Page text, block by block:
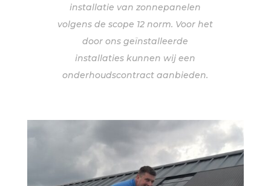
installatie van zonnepanelen
volgens de scope 12 norm. Voor het
door ons geïnstalleerde
installaties kunnen wij een
onderhoudscontract aanbieden.